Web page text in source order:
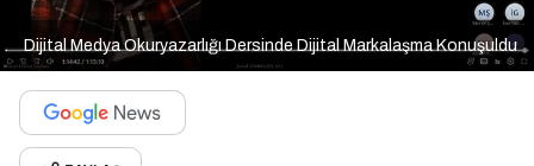
Dijital Medya Okuryazarlığı Dersinde Dijital Markalaşma Konuşuldu